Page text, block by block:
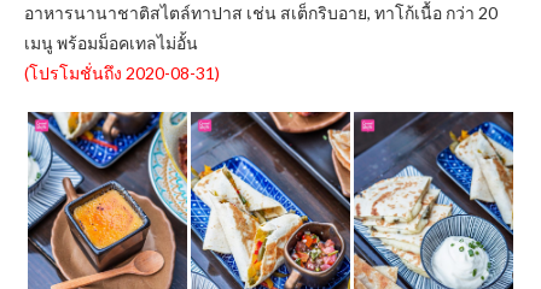
อาหารนานาชาติสไตล์ทาปาส เช่น สเต็กริบอาย, ทาโก้เนื้อ กว่า 20
เมนู พร้อมม็อคเทลไม่อั้น
(โปรโมชั่นถึง 2020-08-31)